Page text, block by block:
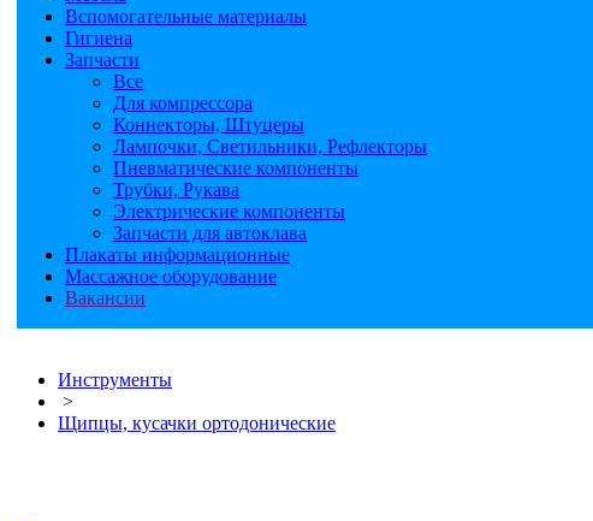
Вспомогательные материалы
Гигиена
Запчасти
Все
Для компрессора
Коннекторы, Штуцеры
Лампочки, Светильники, Рефлекторы
Пневматические компоненты
Трубки, Рукава
Электрические компоненты
Запчасти для автоклава
Плакаты информационные
Массажное оборудование
Вакансии
Инструменты
>
Щипцы, кусачки ортодонические